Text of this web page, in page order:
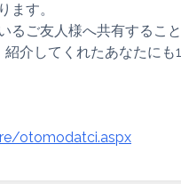
ます。
るご友人様へ共有するこ
介してくれたあなたに
otomodatci.aspx